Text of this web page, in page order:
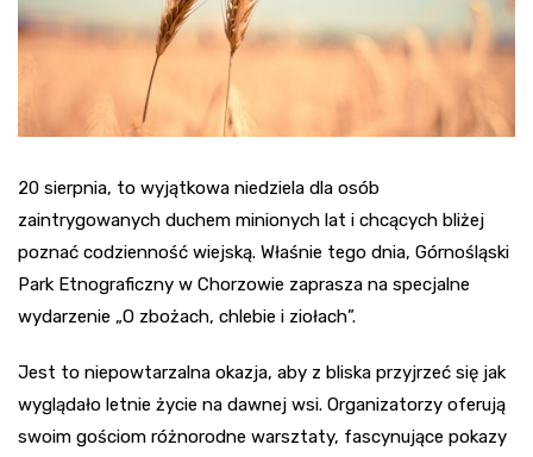
20 sierpnia, to wyjątkowa niedziela dla osób
zaintrygowanych duchem minionych lat i chcących bliżej
poznać codzienność wiejską. Właśnie tego dnia, Górnośląski
Park Etnograficzny w Chorzowie zaprasza na specjalne
wydarzenie „O zbożach, chlebie i ziołach”.
Jest to niepowtarzalna okazja, aby z bliska przyjrzeć się jak
wyglądało letnie życie na dawnej wsi. Organizatorzy oferują
swoim gościom różnorodne warsztaty, fascynujące pokazy